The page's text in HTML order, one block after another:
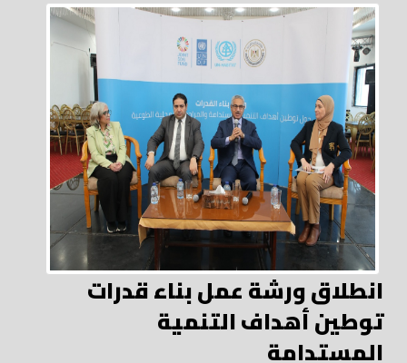
انطلاق ورشة عمل بناء قدرات
توطين أهداف التنمية
المستدامة